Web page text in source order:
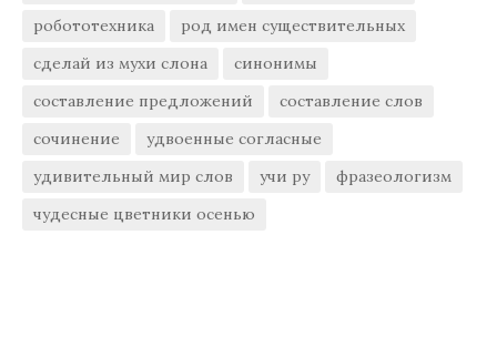
робототехника
род имен существительных
сделай из мухи слона
синонимы
составление предложений
составление слов
сочинение
удвоенные согласные
удивительный мир слов
учи ру
фразеологизм
чудесные цветники осенью